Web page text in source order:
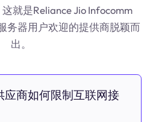
就是Reliance Jio Infocomm
务器用户欢迎的提供商脱颖而
出。
应商如何限制互联网接